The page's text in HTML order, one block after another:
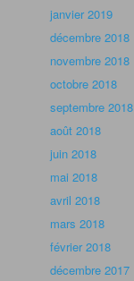
janvier 2019
décembre 2018
novembre 2018
octobre 2018
septembre 2018
août 2018
juin 2018
mai 2018
avril 2018
mars 2018
février 2018
décembre 2017